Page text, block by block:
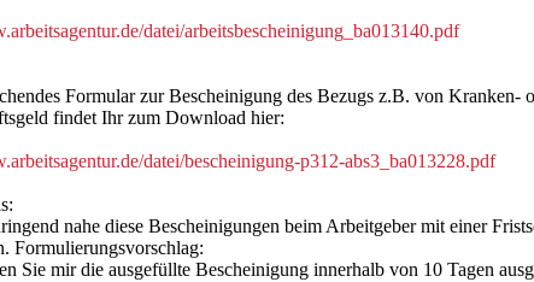
datei/arbeitsbescheinigung_ba013140.pdf
Formular zur Bescheinigung des Bezugs z.B. von Kranken-
findet Ihr zum Download hier:
datei/bescheinigung-p312-abs3_ba013228.pdf
nahe diese Bescheinigungen beim Arbeitgeber mit einer
Formulierungsvorschlag:
Sie mir die ausgefüllte Bescheinigung innerhalb von 10 Tagen